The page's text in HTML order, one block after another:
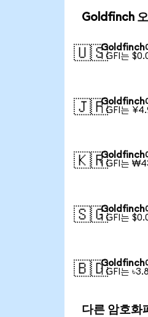
Goldfinch
🇺🇸Goldfinch
1 GFI는
🇯🇵Goldfinch
1 GFI는
🇰🇷Goldfinch
1 GFI는
🇸🇬Goldfinch
1 GFI는
🇧🇩Goldfinch
1 GFI는
다른 암호화